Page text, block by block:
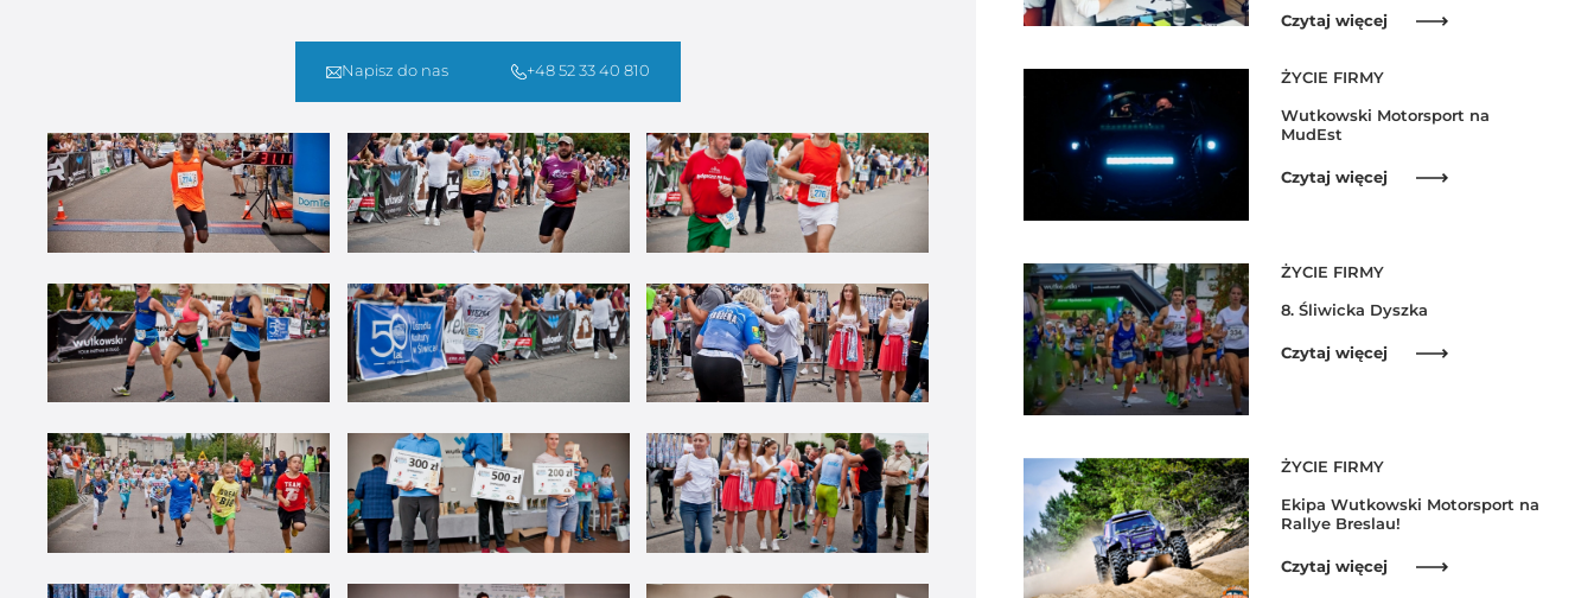
Napisz do nas +48 52 33 40 810
Czytaj więcej
ŻYCIE FIRMY
Wutkowski Motorsport na
MudEst
Czytaj więcej
ŻYCIE FIRMY
8. Śliwicka Dyszka
Czytaj więcej
ŻYCIE FIRMY
Ekipa Wutkowski Motorsport na
Rallye Breslau!
Czytaj więcej